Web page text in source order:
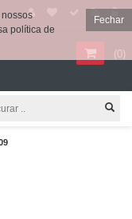
(0)
Fechar
política de